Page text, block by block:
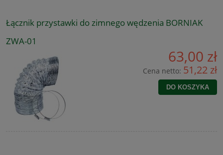
Łącznik przystawki do zimnego wędzenia BORNIAK
ZWA-01
63,00 zł
Cena netto: 51,22 zł
DO KOSZYKA